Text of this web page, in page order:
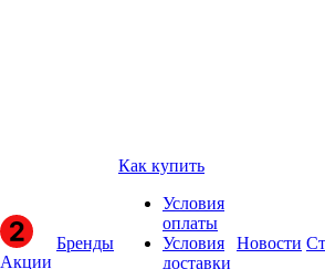
Акции
Бренды
Как купить
Условия
оплаты
Условия
доставки
Новости